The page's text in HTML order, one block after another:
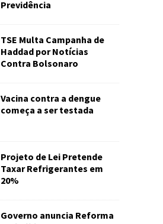
Previdência
TSE Multa Campanha de
Haddad por Notícias
Contra Bolsonaro
Vacina contra a dengue
começa a ser testada
Projeto de Lei Pretende
Taxar Refrigerantes em
20%
Governo anuncia Reforma